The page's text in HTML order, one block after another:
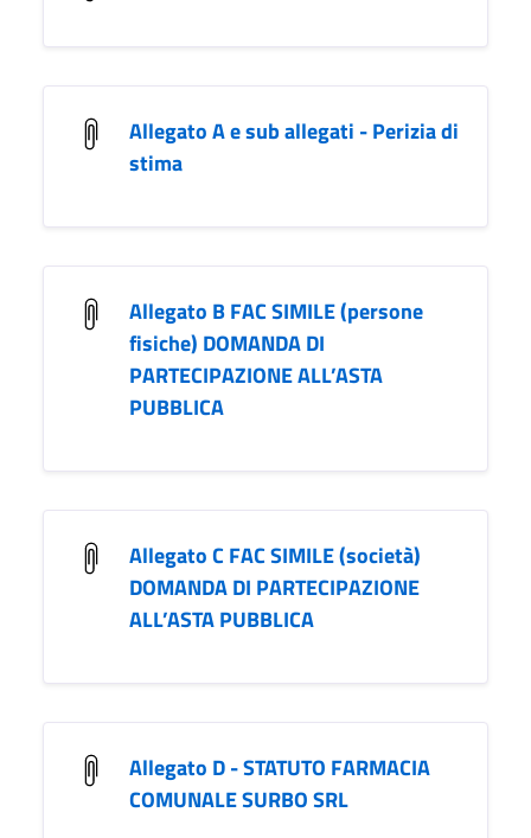
Allegato A e sub allegati - Perizia di
stima
Allegato B FAC SIMILE (persone
fisiche) DOMANDA DI
PARTECIPAZIONE ALL’ASTA
PUBBLICA
Allegato C FAC SIMILE (società)
DOMANDA DI PARTECIPAZIONE
ALL’ASTA PUBBLICA
Allegato D - STATUTO FARMACIA
COMUNALE SURBO SRL